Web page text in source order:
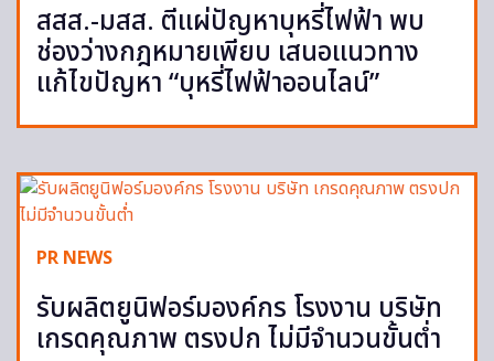
สสส.-มสส. ตีแผ่ปัญหาบุหรี่ไฟฟ้า พบ
ช่องว่างกฎหมายเพียบ เสนอแนวทาง
แก้ไขปัญหา “บุหรี่ไฟฟ้าออนไลน์”
PR NEWS
รับผลิตยูนิฟอร์มองค์กร โรงงาน บริษัท
เกรดคุณภาพ ตรงปก ไม่มีจำนวนขั้นต่ำ